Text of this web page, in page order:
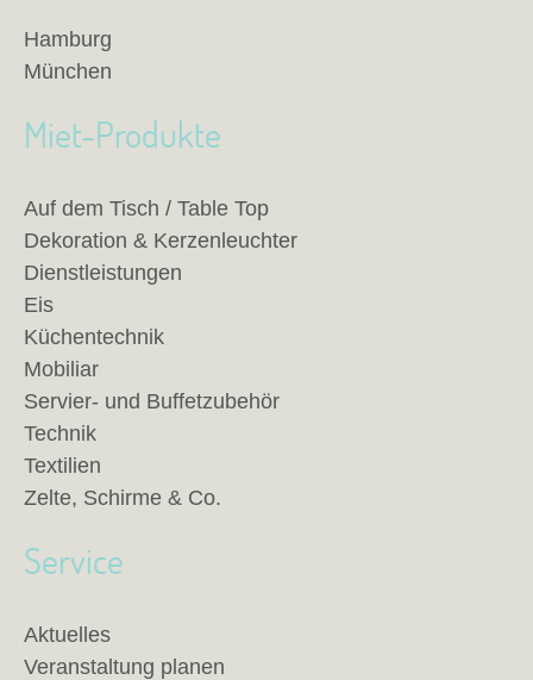
Hamburg
München
Miet-Produkte
Auf dem Tisch / Table Top
Dekoration & Kerzenleuchter
Dienstleistungen
Eis
Küchentechnik
Mobiliar
Servier- und Buffetzubehör
Technik
Textilien
Zelte, Schirme & Co.
Service
Aktuelles
Veranstaltung planen